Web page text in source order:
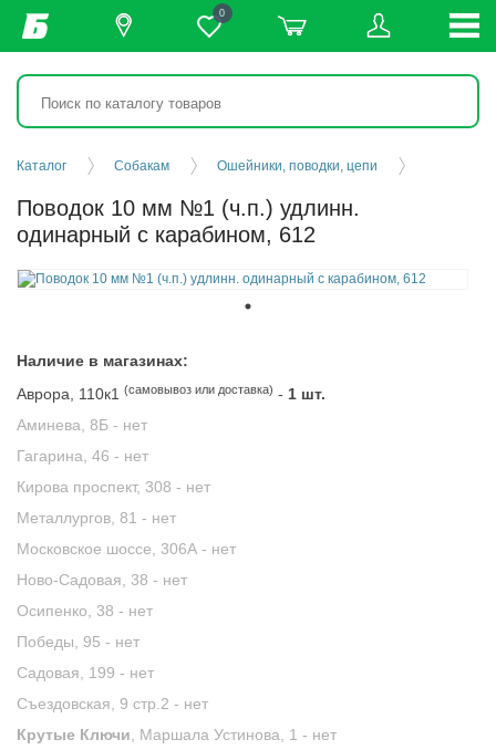
0
Каталог Собакам Ошейники, поводки, цепи
Поводок 10 мм №1 (ч.п.) удлинн.
одинарный с карабином, 612
Наличие в магазинах:
Аврора, 110к1 (самовывоз или доставка) - 1 шт.
Аминева, 8Б - нет
Гагарина, 46 - нет
Кирова проспект, 308 - нет
Металлургов, 81 - нет
Московское шоссе, 306А - нет
Ново-Садовая, 38 - нет
Осипенко, 38 - нет
Победы, 95 - нет
Садовая, 199 - нет
Съездовская, 9 стр.2 - нет
Крутые Ключи , Маршала Устинова, 1 - нет